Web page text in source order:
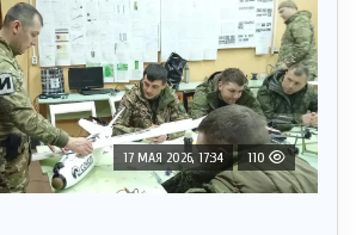
17 МАЯ 2026, 17:34 110